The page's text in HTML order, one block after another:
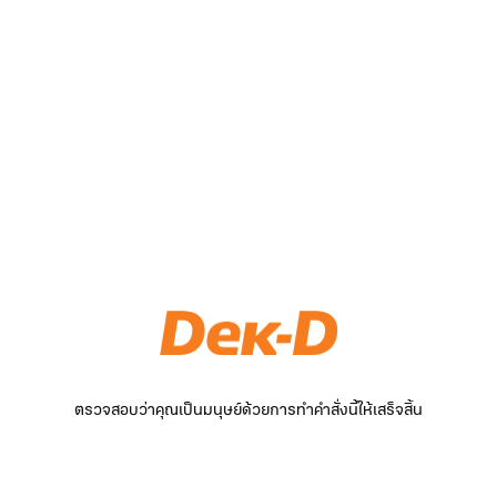
ตรวจสอบว่าคุณเป็นมนุษย์ด้วยการทำคำสั่งนี้ให้เสร็จสิ้น